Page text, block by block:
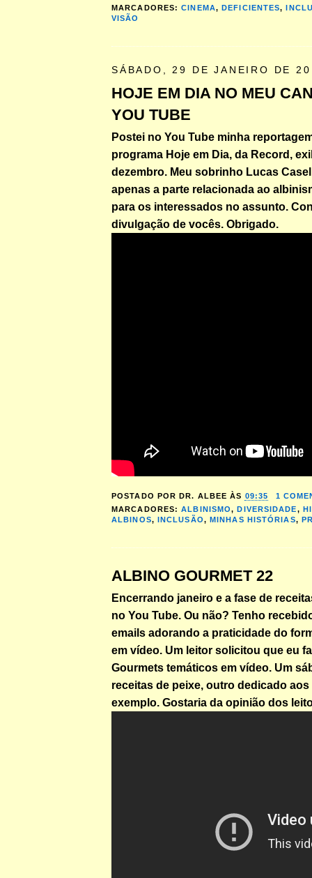
MARCADORES:CINEMA,DEFICIENTES,
VISÃO
SÁBADO, 29 DE JANEIRO DE
HOJE EM DIA NO MEU
YOU TUBE
Postei no You Tube minha
programa Hoje em Dia, da Record,
dezembro. Meu sobrinho Lucas
apenas a parte relacionada ao
para os interessados no assunto.
divulgação de vocês. Obrigado.
POSTADO POR DR. ALBEE ÀS 09:35
1
MARCADORES:ALBINISMO,DIVERSIDADE,
ALBINOS, INCLUSÃO,MINHAS HISTÓRIAS,
ALBINO GOURMET 22
Encerrando janeiro e a fase de
no You Tube. Ou não? Tenho
emails adorando a praticidade do
em vídeo. Um leitor solicitou que eu
Gourmets temáticos em vídeo. Um
receitas de peixe, outro dedicado
exemplo. Gostaria da opinião dos